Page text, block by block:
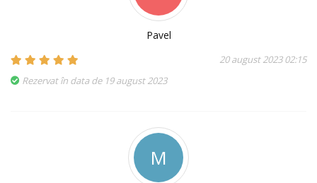
Pavel
20 august 2023 02:15
Rezervat în data de 19 august 2023
M